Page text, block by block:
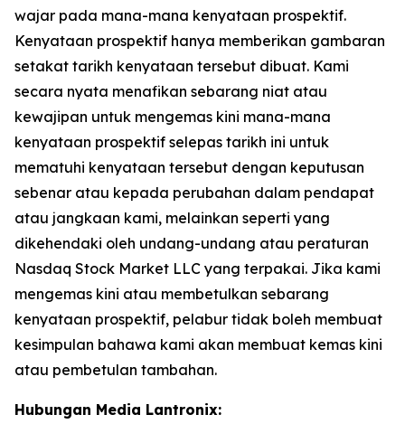
wajar pada mana-mana kenyataan prospektif.
Kenyataan prospektif hanya memberikan gambaran
setakat tarikh kenyataan tersebut dibuat. Kami
secara nyata menafikan sebarang niat atau
kewajipan untuk mengemas kini mana-mana
kenyataan prospektif selepas tarikh ini untuk
mematuhi kenyataan tersebut dengan keputusan
sebenar atau kepada perubahan dalam pendapat
atau jangkaan kami, melainkan seperti yang
dikehendaki oleh undang-undang atau peraturan
Nasdaq Stock Market LLC yang terpakai. Jika kami
mengemas kini atau membetulkan sebarang
kenyataan prospektif, pelabur tidak boleh membuat
kesimpulan bahawa kami akan membuat kemas kini
atau pembetulan tambahan.
Hubungan Media Lantronix: